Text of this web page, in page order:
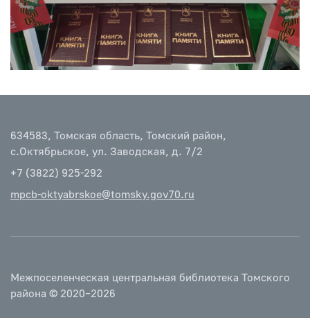
634583, Томская область, Томский район,
с.Октябрьское, ул. Заводская, д. 7/2
+7 (3822) 925-292
mpcb-oktyabrskoe@tomsky.gov70.ru
Межпоселенческая центральная библиотека Томского
района © 2020–2026